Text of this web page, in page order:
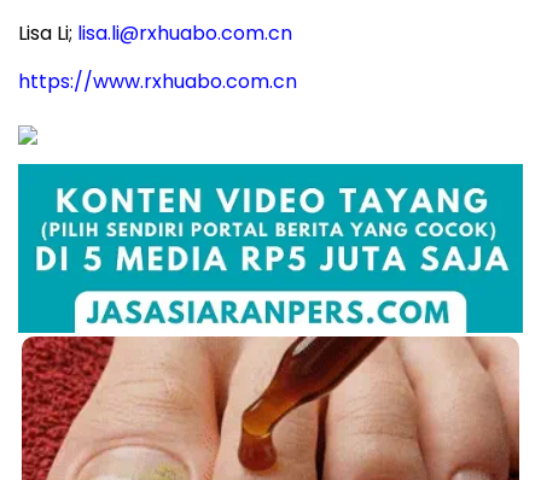
Lisa Li; lisa.li@rxhuabo.com.cn
https://www.rxhuabo.com.cn